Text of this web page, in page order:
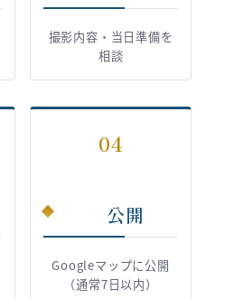
撮影内容・当日準備を
相談
04
公開
Googleマップに公開
（通常7日以内）